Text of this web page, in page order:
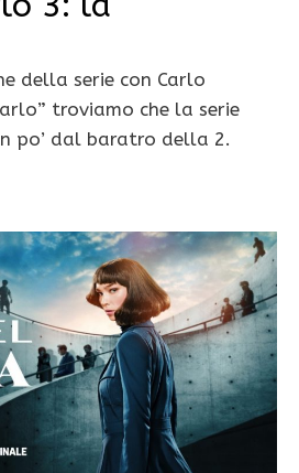
della serie con Carlo
troviamo che la serie
po’ dal baratro della 2.